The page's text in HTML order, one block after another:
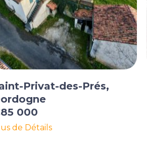
Privat-des-Prés,
000
de Détails